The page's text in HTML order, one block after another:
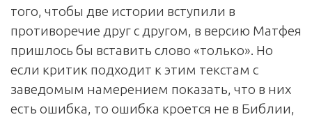
того, чтобы две истории вступили в
противоречие друг с другом, в версию Матфея
пришлось бы вставить слово «только». Но
если критик подходит к этим текстам с
заведомым намерением показать, что в них
есть ошибка, то ошибка кроется не в Библии,